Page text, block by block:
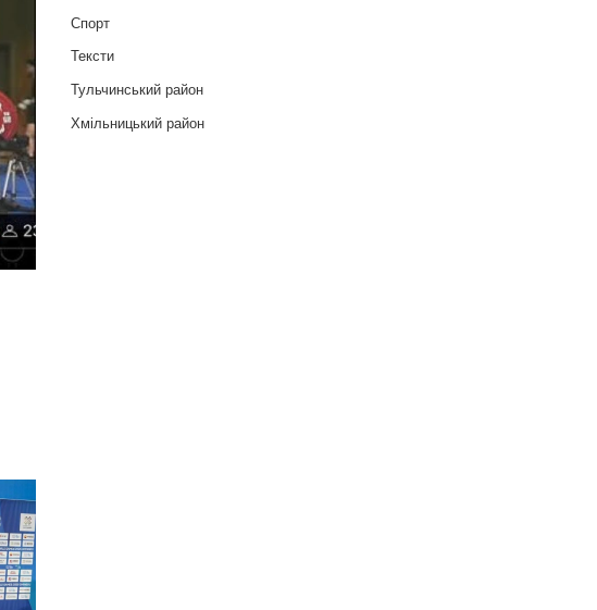
Спорт
Тексти
Тульчинський район
Хмільницький район